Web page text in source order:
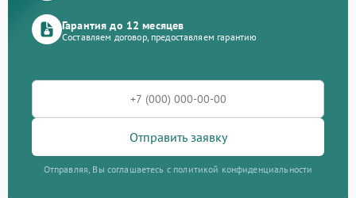
Гарантия до 12 месяцев
Составляем договор, предоставляем гарантию
Отправить заявку
Отправляя, Вы соглашаетесь с политикой конфиденциальности